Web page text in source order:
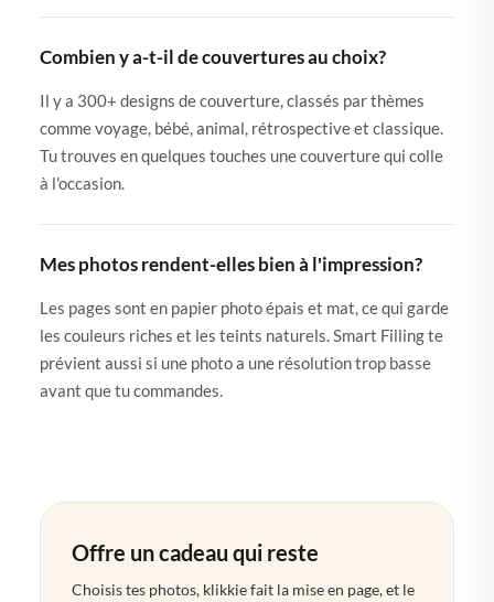
Combien y a-t-il de couvertures au choix?
Il y a 300+ designs de couverture, classés par thèmes
comme voyage, bébé, animal, rétrospective et classique.
Tu trouves en quelques touches une couverture qui colle
à l'occasion.
Mes photos rendent-elles bien à l'impression?
Les pages sont en papier photo épais et mat, ce qui garde
les couleurs riches et les teints naturels. Smart Filling te
prévient aussi si une photo a une résolution trop basse
avant que tu commandes.
Offre un cadeau qui reste
Choisis tes photos, klikkie fait la mise en page, et le